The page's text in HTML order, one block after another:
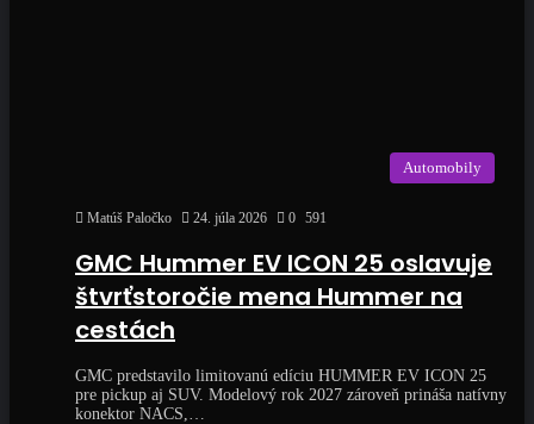
Automobily
Matúš Paločko 24. júla 2026 0 591
GMC Hummer EV ICON 25 oslavuje
štvrťstoročie mena Hummer na
cestách
GMC predstavilo limitovanú edíciu HUMMER EV ICON 25
pre pickup aj SUV. Modelový rok 2027 zároveň prináša natívny
konektor NACS,…